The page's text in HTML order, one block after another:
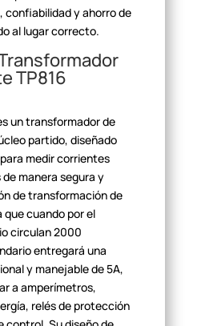
confiabilidad y ahorro de
al lugarcorrecto.
TP816
un transformador de
partido, diseñado
medir corrientes
demanera segura y
de transformación de
que cuando por el
circulan 2000
entregará una
y manejable de 5A,
a amperímetros,
relés de protección